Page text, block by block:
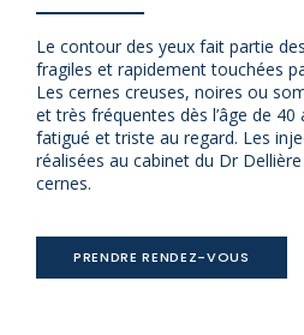
Le contour des yeux fait partie
fragiles et rapidement touchées
Les cernes creuses, noires ou
et très fréquentes dès l’âge de
fatigué et triste au regard. Les
réalisées au cabinet du Dr
cernes.
PRENDRE RENDEZ-VOUS